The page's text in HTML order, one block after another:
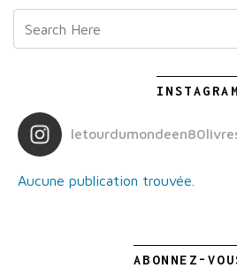
INSTAGRAM
Aucune publication trouvée.
ABONNEZ-